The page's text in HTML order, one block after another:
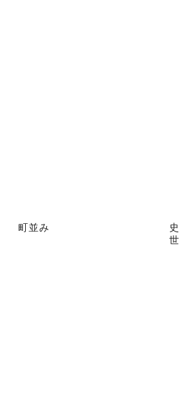
町並み